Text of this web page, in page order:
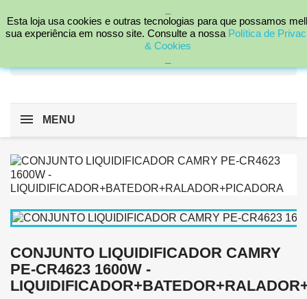

MENU
CONJUNTO LIQUIDIFICADOR CAMRY
PE-CR4623 1600W -
Esta loja usa cookies e outras tecnologias para que possamos
sua experiência em nosso site. Consulte a nossa Política de
& Cookies